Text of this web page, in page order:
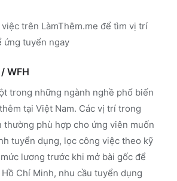
trên LàmThêm.me để tìm vị trí
ứng tuyển ngay
WFH
trong những ngành nghề phổ biến
tại Việt Nam. Các vị trí trong
thường phù hợp cho ứng viên muốn
tuyển dụng, lọc công việc theo kỹ
lương trước khi mở bài gốc để
Hồ Chí Minh, nhu cầu tuyển dụng